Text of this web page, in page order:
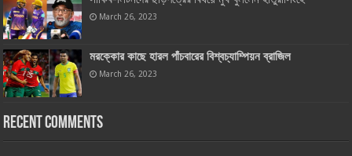
March 26, 2023
মরক্কোর কাছে হারল পাঁচবারের বিশ্বচ্যাম্পিয়ন ব্রাজিল
March 26, 2023
Recent Comments